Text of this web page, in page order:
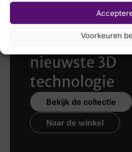
Voorkeuren
Laat uw
scannen met
nieuwste 3D
technologie
Bekijk de collectie
Naar de winkel